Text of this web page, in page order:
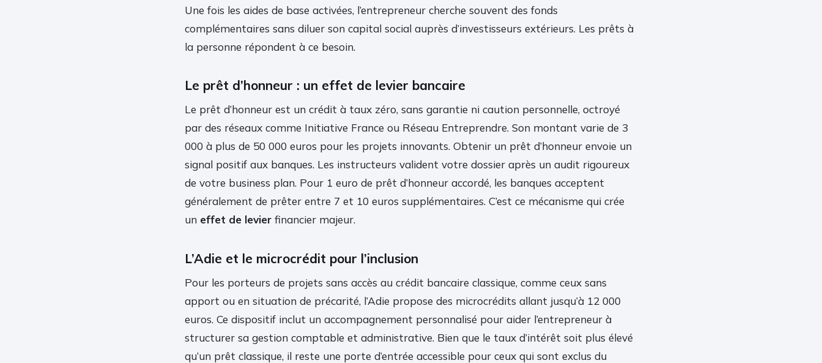
Une fois les aides de base activées, l’entrepreneur cherche souvent des fonds
complémentaires sans diluer son capital social auprès d’investisseurs extérieurs. Les prêts à
la personne répondent à ce besoin.
Le prêt d’honneur : un effet de levier bancaire
Le prêt d’honneur est un crédit à taux zéro, sans garantie ni caution personnelle, octroyé
par des réseaux comme Initiative France ou Réseau Entreprendre. Son montant varie de 3
000 à plus de 50 000 euros pour les projets innovants. Obtenir un prêt d’honneur envoie un
signal positif aux banques. Les instructeurs valident votre dossier après un audit rigoureux
de votre business plan. Pour 1 euro de prêt d’honneur accordé, les banques acceptent
généralement de prêter entre 7 et 10 euros supplémentaires. C’est ce mécanisme qui crée
un effet de levier financier majeur.
L’Adie et le microcrédit pour l’inclusion
Pour les porteurs de projets sans accès au crédit bancaire classique, comme ceux sans
apport ou en situation de précarité, l’Adie propose des microcrédits allant jusqu’à 12 000
euros. Ce dispositif inclut un accompagnement personnalisé pour aider l’entrepreneur à
structurer sa gestion comptable et administrative. Bien que le taux d’intérêt soit plus élevé
qu’un prêt classique, il reste une porte d’entrée accessible pour ceux qui sont exclus du